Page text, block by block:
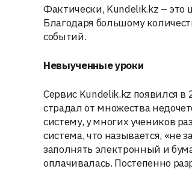
Фактически, Kundelik.kz – это
Благодаря большому
событий.
Невыученные уроки
Сервис Kundelik.kz появился
страдал от множества
систему, у многих учеников
система, что называется, «не
заполнять электронный и
оплачивалась. Постепенно